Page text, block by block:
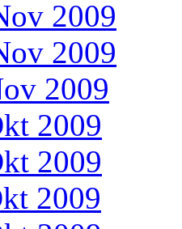
2009
2009
2009
2009
2009
2009